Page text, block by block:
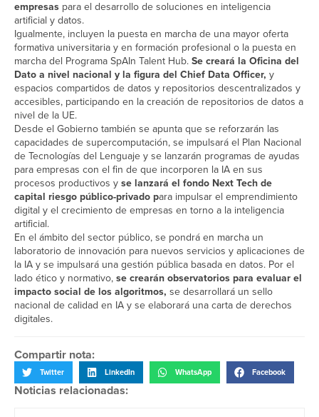
empresas para el desarrollo de soluciones en inteligencia
artificial y datos.
Igualmente, incluyen la puesta en marcha de una mayor oferta
formativa universitaria y en formación profesional o la puesta en
marcha del Programa SpAIn Talent Hub.Se creará la Oficina del
Dato a nivel nacional y la figura del Chief Data Officer, y
espacios compartidos de datos y repositorios descentralizados y
accesibles, participando en la creación de repositorios de datos a
nivel de la UE.
Desde el Gobierno también se apunta que se reforzarán las
capacidades de supercomputación, se impulsará el Plan Nacional
de Tecnologías del Lenguaje y se lanzarán programas de ayudas
para empresas con el fin de que incorporen la IA en sus
procesos productivos yse lanzará el fondo Next Tech de
capital riesgo público-privado para impulsar el emprendimiento
digital y el crecimiento de empresas en torno a la inteligencia
artificial.
En el ámbito del sector público, se pondrá en marcha un
laboratorio de innovación para nuevos servicios y aplicaciones de
la IA y se impulsará una gestión pública basada en datos. Por el
lado ético y normativo,se crearán observatorios para evaluar el
impacto social de los algoritmos, se desarrollará un sello
nacional de calidad en IA y se elaborará una carta de derechos
digitales.
Compartir nota:
Twitter LinkedIn WhatsApp Facebook
Noticias relacionadas: